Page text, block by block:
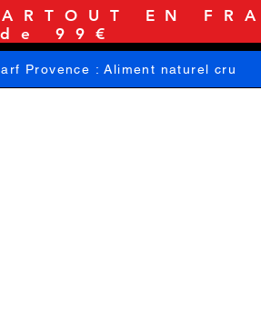
EN
de 99€
Provence : Aliment naturel cru